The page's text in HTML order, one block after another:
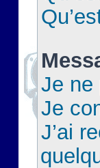
Je ne
Je
J’ai